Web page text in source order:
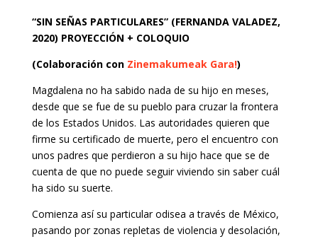
“SIN SEÑAS PARTICULARES” (FERNANDA VALADEZ,
2020) PROYECCIÓN + COLOQUIO
(Colaboración con Zinemakumeak Gara!)
Magdalena no ha sabido nada de su hijo en meses,
desde que se fue de su pueblo para cruzar la frontera
de los Estados Unidos. Las autoridades quieren que
firme su certificado de muerte, pero el encuentro con
unos padres que perdieron a su hijo hace que se de
cuenta de que no puede seguir viviendo sin saber cuál
ha sido su suerte.
Comienza así su particular odisea a través de México,
pasando por zonas repletas de violencia y desolación,